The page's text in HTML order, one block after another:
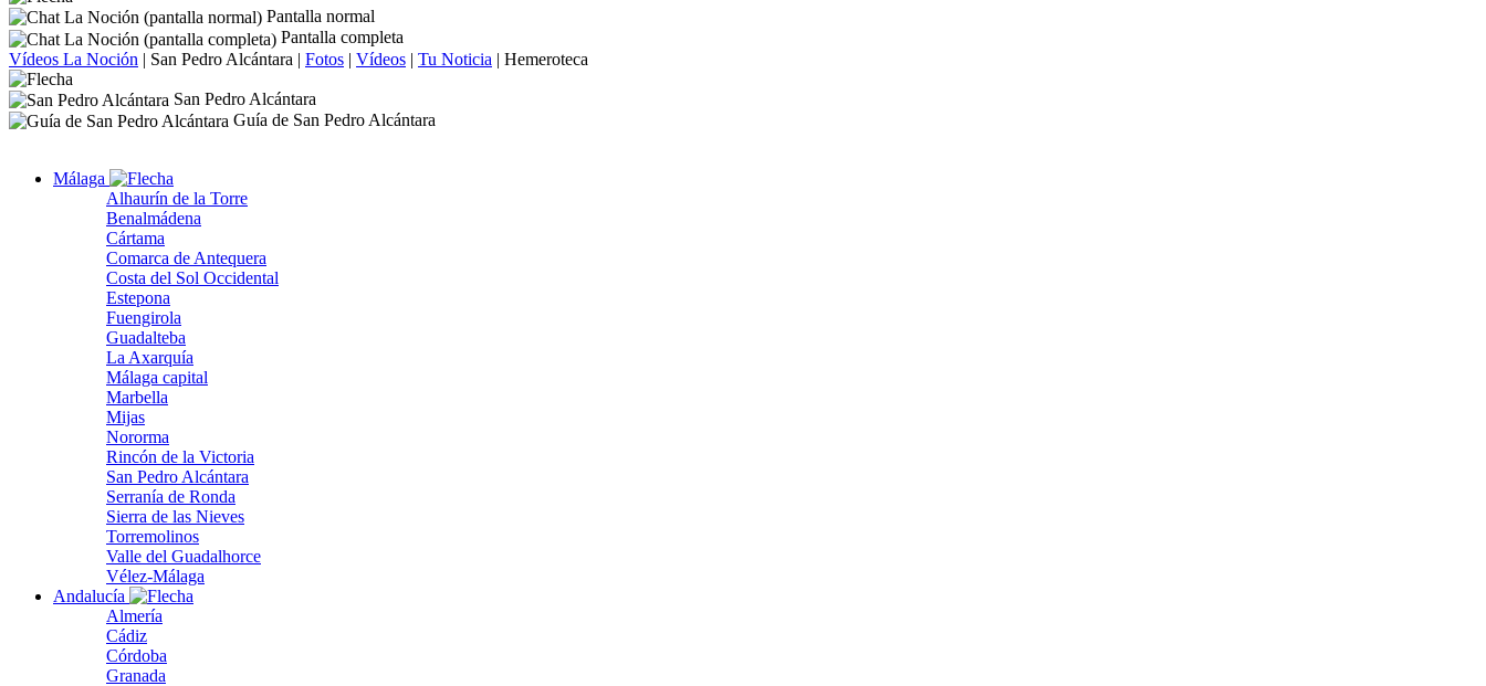
Pantalla normal
Pantalla completa
Vídeos La Noción | San Pedro Alcántara | Fotos | Vídeos | Tu Noticia | Hemeroteca
San Pedro Alcántara
Guía de San Pedro Alcántara
Málaga
Alhaurín de la Torre
Benalmádena
Cártama
Comarca de Antequera
Costa del Sol Occidental
Estepona
Fuengirola
Guadalteba
La Axarquía
Málaga capital
Marbella
Mijas
Nororma
Rincón de la Victoria
San Pedro Alcántara
Serranía de Ronda
Sierra de las Nieves
Torremolinos
Valle del Guadalhorce
Vélez-Málaga
Andalucía
Almería
Cádiz
Córdoba
Granada